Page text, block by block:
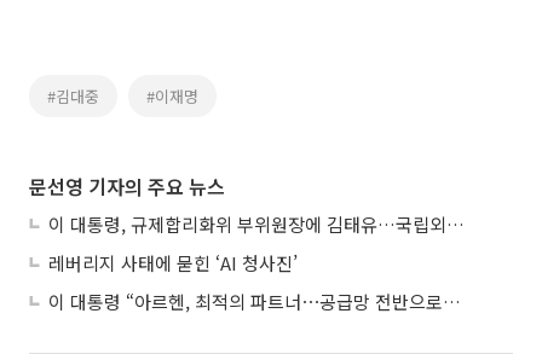
#김대중 #이재명
문선영 기자의 주요 뉴스
이 대통령, 규제합리화위 부위원장에 김태유…국립외교원장 김흥규
레버리지 사태에 묻힌 ‘AI 청사진’
이 대통령 “아르헨, 최적의 파트너⋯공급망 전반으로 확대”